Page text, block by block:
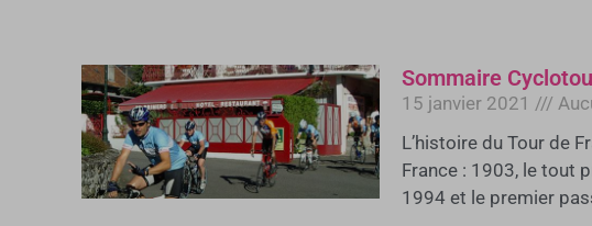
Sommaire
15 janvier 2021
L’histoire du Tour de
France : 1903, le tout
1994 et le premier